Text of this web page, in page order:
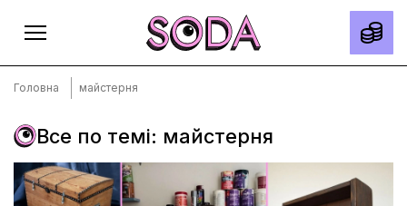
Головна
Тексти
Головна майстерня
Все по темі: майстерня